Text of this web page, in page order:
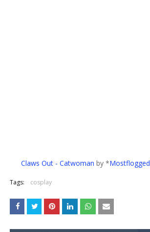
Claws Out - Catwoman by *Mostflogged
Tags: cosplay